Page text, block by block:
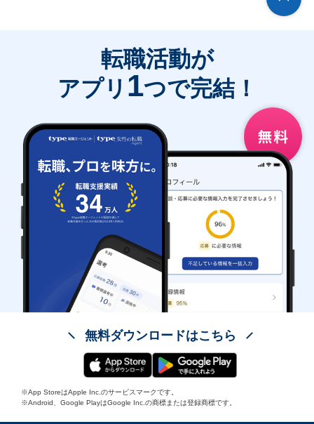
転職活動が
アプリ 1つで完結！
無料ダウンロードはこちら
※App StoreはApple Inc.のサービスマークです。
※Android、Google PlayはGoogle Inc.の商標または登録商標です。